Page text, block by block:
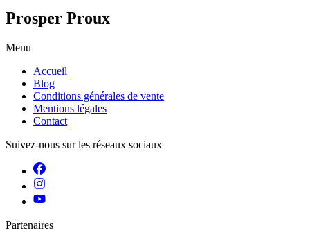
Prosper Proux
Menu
Accueil
Blog
Conditions générales de vente
Mentions légales
Contact
Suivez-nous sur les réseaux sociaux
Partenaires